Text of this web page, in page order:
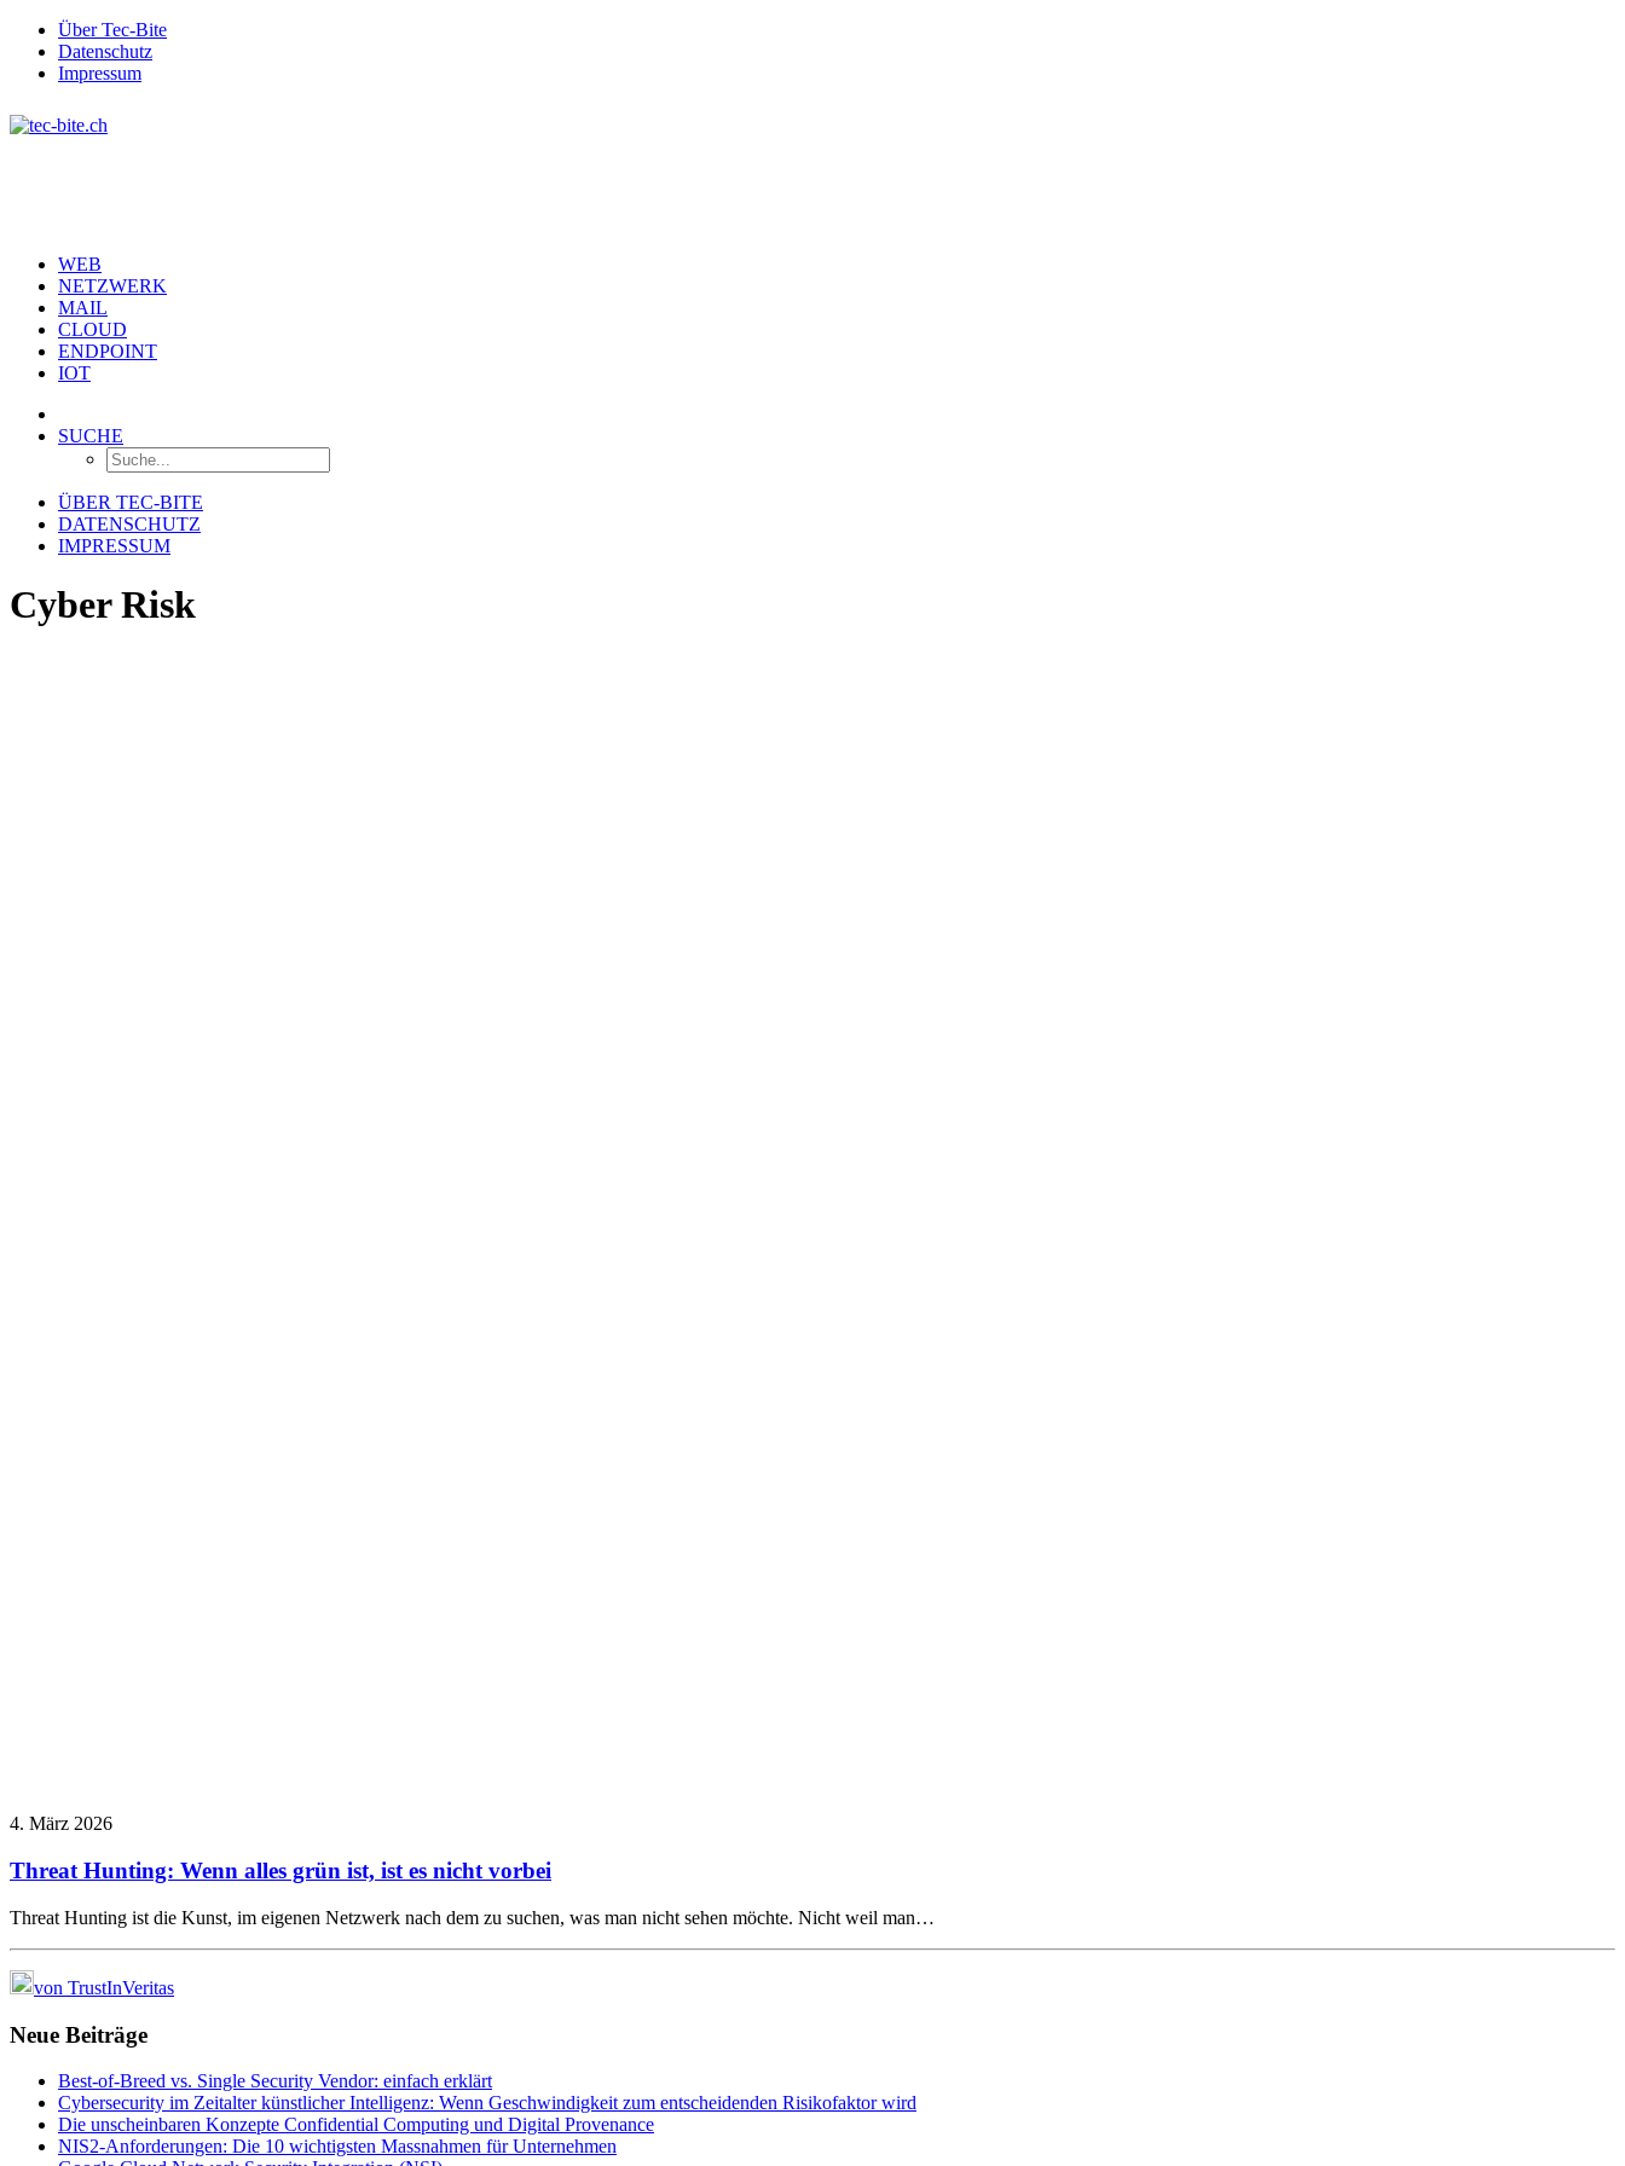
Über Tec-Bite
Datenschutz
Impressum
WEB
NETZWERK
MAIL
CLOUD
ENDPOINT
IOT
SUCHE
ÜBER TEC-BITE
DATENSCHUTZ
IMPRESSUM
Cyber Risk
4. März 2026
Threat Hunting: Wenn alles grün ist, ist es nicht vorbei
Threat Hunting ist die Kunst, im eigenen Netzwerk nach dem zu suchen, was man nicht sehen möchte. Nicht weil man…
von TrustInVeritas
Neue Beiträge
Best-of-Breed vs. Single Security Vendor: einfach erklärt
Cybersecurity im Zeitalter künstlicher Intelligenz: Wenn Geschwindigkeit zum entscheidenden Risikofaktor wird
Die unscheinbaren Konzepte Confidential Computing und Digital Provenance
NIS2-Anforderungen: Die 10 wichtigsten Massnahmen für Unternehmen